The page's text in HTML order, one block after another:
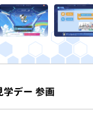
デー 参画